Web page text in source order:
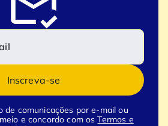
Inscreva-se
de comunicações por e-mail ou
e concordo com osTermos e